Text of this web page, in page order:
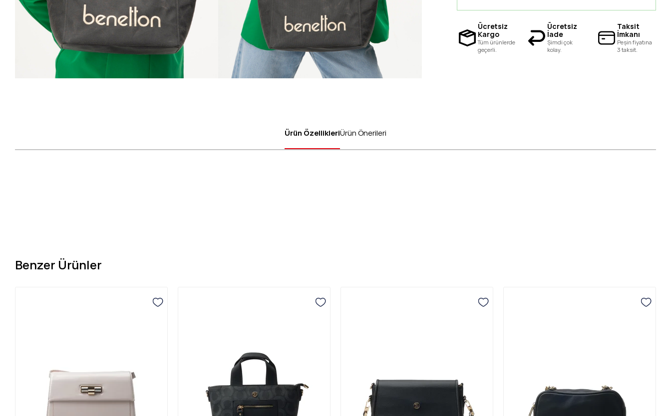
Ücretsiz
Kargo
Tüm ürünlerde
geçerli.
Ücretsiz
İade
Şimdi çok
kolay.
Taksit
İmkanı
Peşin fiyatına
3 taksit.
Ürün ÖzellikleriÜrün Önerileri
Benzer Ürünler